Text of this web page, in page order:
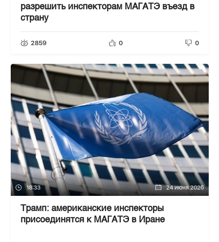
разрешить инспекторам МАГАТЭ въезд в
страну
2859 0 0
18:33 24 июня 2026
Трамп: американские инспекторы
присоединятся к МАГАТЭ в Иране